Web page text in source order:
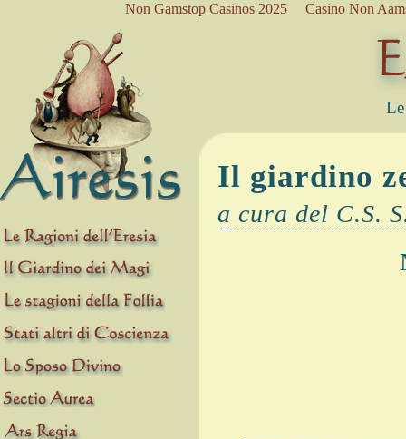
Non Gamstop Casinos 2025 Casino Non
Il giardino
a cura del C.S.